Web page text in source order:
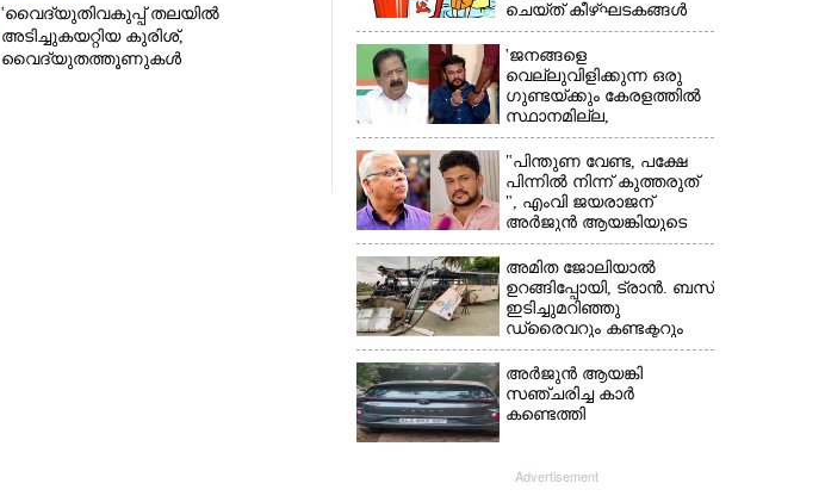
'വൈദ്യുതിവകുപ്പ് തലയിൽ
അടിച്ചുകയറ്റിയ കുരിശ്‌,
വൈദ്യുതത്തൂണുകൾ
ചെയ്ത് കീഴ്ഘടകങ്ങൾ
'ജനങ്ങളെ
വെല്ലുവിളിക്കുന്ന ഒരു
ഗുണ്ടയ്ക്കും കേരളത്തിൽ
സ്ഥാനമില്ല,​
അവരെല്ലാം
പൊലീസിന്റെ
നിരീക്ഷണത്തിലാണ്'
"പിന്തുണ വേണ്ട,​ പക്ഷേ
പിന്നിൽ നിന്ന് കുത്തരുത്
", എംവി ജയരാജന്
അർജുൻ ആയങ്കിയുടെ
മറുപടി
അമിത ജോലിയാൽ
ഉറങ്ങിപ്പോയി, ട്രാൻ. ബസ്
ഇടിച്ചുമറിഞ്ഞു
ഡ്രൈവറും കണ്ടക്ടറും
മരിച്ചു സംഭവം മൈസൂരു
-ബെംഗളൂരു
ദേശീയപാതയിൽ 20
പേർക്ക് പരിക്ക്, നാലു
അർജുൻ ആയങ്കി
സഞ്ചരിച്ച കാർ
കണ്ടെത്തി
Advertisement
Share this link